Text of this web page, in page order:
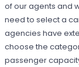
of our agents and
need to select a
agencies have
choose the
passenger